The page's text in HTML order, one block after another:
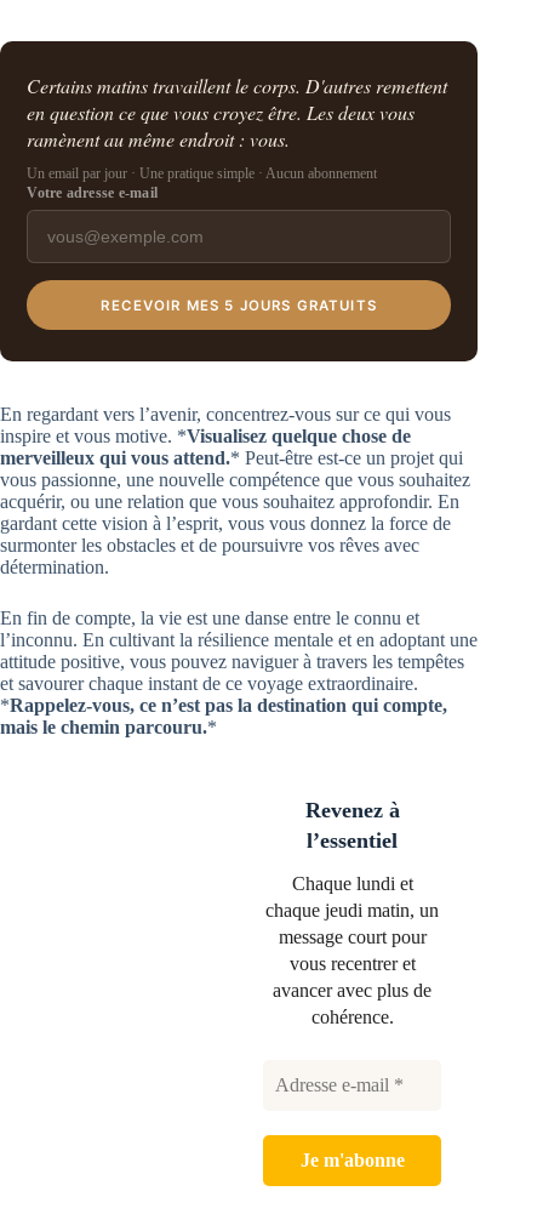
Certains matins travaillent le corps. D'autres remettent
en question ce que vous croyez être. Les deux vous
ramènent au même endroit : vous.
Un email par jour · Une pratique simple · Aucun abonnement
Votre adresse e-mail
RECEVOIR MES 5 JOURS GRATUITS
En regardant vers l’avenir, concentrez-vous sur ce qui vous
inspire et vous motive. *Visualisez quelque chose de
merveilleux qui vous attend.* Peut-être est-ce un projet qui
vous passionne, une nouvelle compétence que vous souhaitez
acquérir, ou une relation que vous souhaitez approfondir. En
gardant cette vision à l’esprit, vous vous donnez la force de
surmonter les obstacles et de poursuivre vos rêves avec
détermination.
En fin de compte, la vie est une danse entre le connu et
l’inconnu. En cultivant la résilience mentale et en adoptant une
attitude positive, vous pouvez naviguer à travers les tempêtes
et savourer chaque instant de ce voyage extraordinaire.
*Rappelez-vous, ce n’est pas la destination qui compte,
mais le chemin parcouru.*
Revenez à
l’essentiel
Chaque lundi et
chaque jeudi matin, un
message court pour
vous recentrer et
avancer avec plus de
cohérence.